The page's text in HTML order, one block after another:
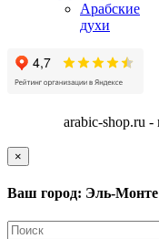
Арабские
духи
arabic-shop.ru -
×
Ваш город: Эль-Монте